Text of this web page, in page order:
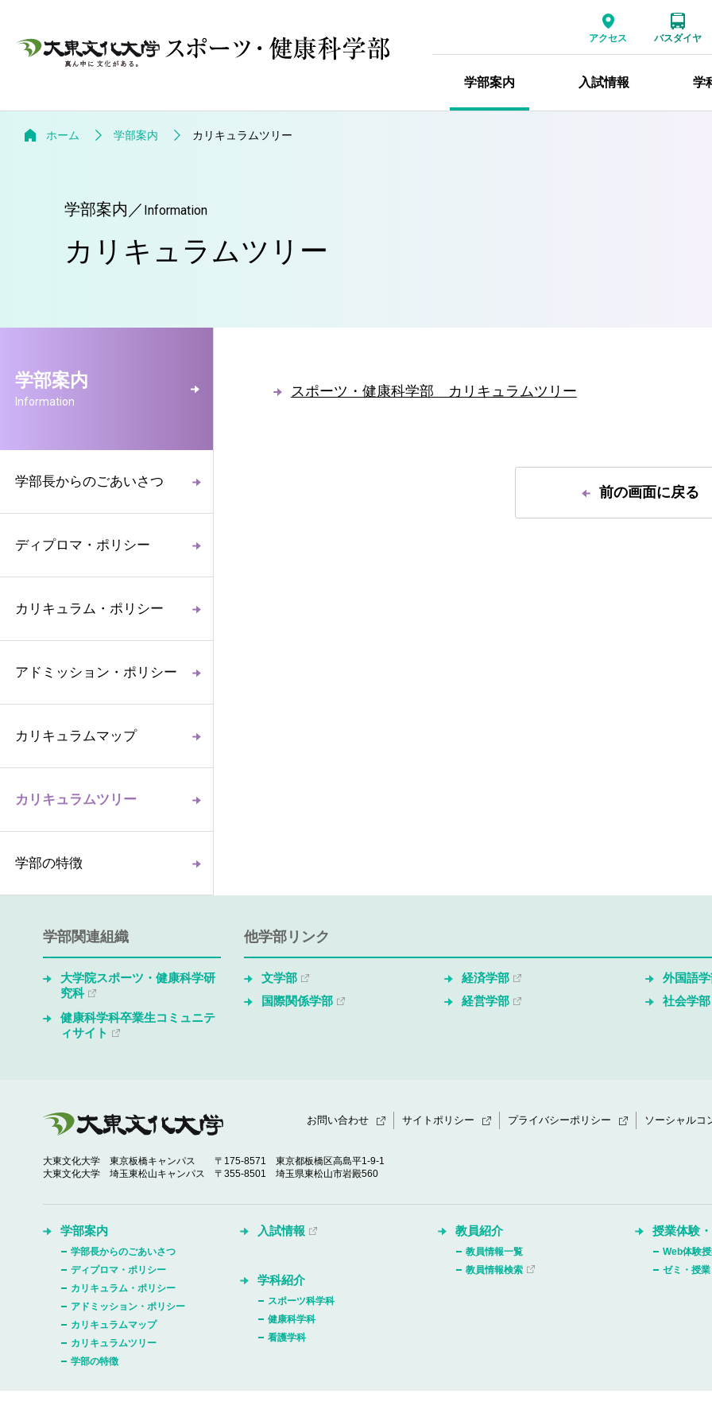
アクセス バスダイヤ
学部案内 入試情報 学
ホーム 学部案内 カリキュラムツリー
学部案内 ／ Information
カリキュラムツリー
学部案内
Information
学部長からのごあいさつ
ディプロマ・ポリシー
カリキュラム・ポリシー
アドミッション・ポリシー
カリキュラムマップ
カリキュラムツリー
学部の特徴
スポーツ・健康科学部 カリキュラムツリー
前の画面に戻る
学部関連組織
大学院スポーツ・健康科学研
究科
健康科学科卒業生コミュニテ
ィサイト
他学部リンク
文学部 経済学部 外国語
国際関係学部
経営学部 社会学部
大東文化大学 東京板橋キャンパス
〒175-8571 東京都板橋区高島平1-9-1
大東文化大学 埼玉東松山キャンパス
〒355-8501 埼玉県東松山市岩殿560
お問い合わせ サイトポリシー プライバシーポリシー ソーシャルコ
学部案内
学部長からのごあいさつ
ディプロマ・ポリシー
カリキュラム・ポリシー
アドミッション・ポリシー
カリキュラムマップ
カリキュラムツリー
学部の特徴
入試情報
学科紹介
スポーツ科学科
健康科学科
看護学科
教員紹介
教員情報一覧
教員情報検索
授業体験
Web体験
ゼミ・授業